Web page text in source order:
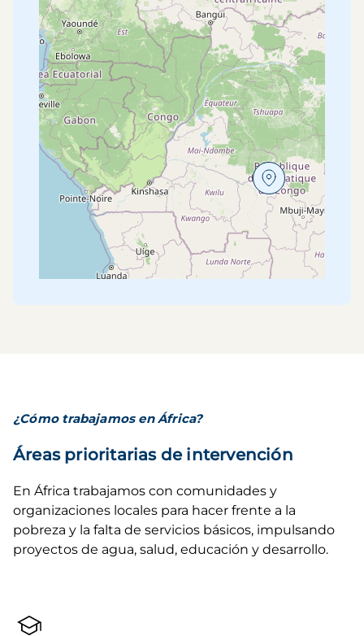
¿Cómo trabajamos en África?
Áreas prioritarias de intervención
En África trabajamos con comunidades y
organizaciones locales para hacer frente a la
pobreza y la falta de servicios básicos, impulsando
proyectos de agua, salud, educación y desarrollo.